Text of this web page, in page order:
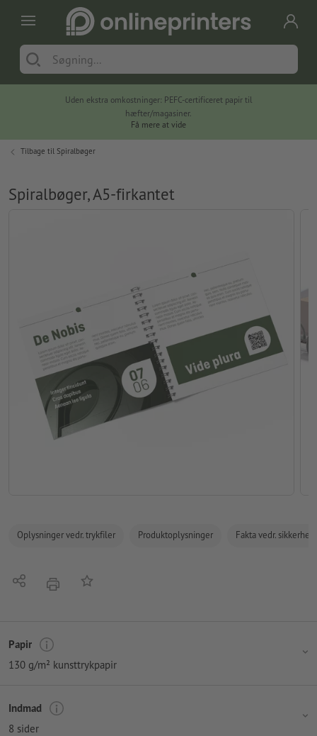
Uden ekstra omkostninger: PEFC-certificeret papir til
hæfter/magasiner.
Få mere at vide
Tilbage til Spiralbøger
Spiralbøger, A5-firkantet
Oplysninger vedr. trykfiler Produktoplysninger Fakta vedr.
Del tryk Tilføj til huskelisten
Papir
130 g/m² kunsttrykpapir
Indmad
8 sider